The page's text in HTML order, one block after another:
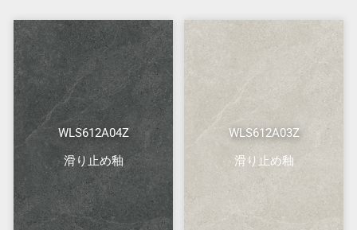
WLS612A04Z
滑り止め釉
WLS612A03Z
滑り止め釉